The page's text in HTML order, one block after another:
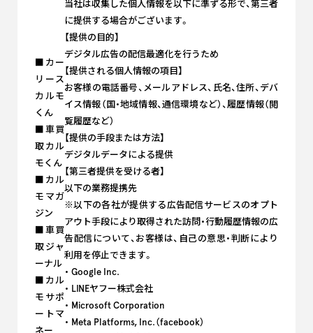
■カー
リース
カルモ
くん
■車買
取カル
モくん
■カル
モマガ
ジン
■車買
取ジャ
ーナル
■カル
モサポ
ートマ
ネー
当社は収集した個人情報を以下に準ずる形で、第三者
に提供する場合がございます。
【提供の目的】
デジタル広告の配信最適化を行うため
【提供される個人情報の項目】
お客様の電話番号、メールアドレス、氏名、住所、デバ
イス情報（国・地域情報、通信環境など）、履歴情報（閲
覧履歴など）
【提供の手段または方法】
デジタルデータによる提供
【第三者提供を受ける者】
以下の業務提携先
※以下の各社が提供する広告配信サービスのオプト
アウト手段により取得された訪問・行動履歴情報の広
告配信について、お客様は、自己の意思・判断により
利用を停止できます。
・ Google Inc.
・ LINEヤフー株式会社
・ Microsoft Corporation
・ Meta Platforms, Inc.（facebook）